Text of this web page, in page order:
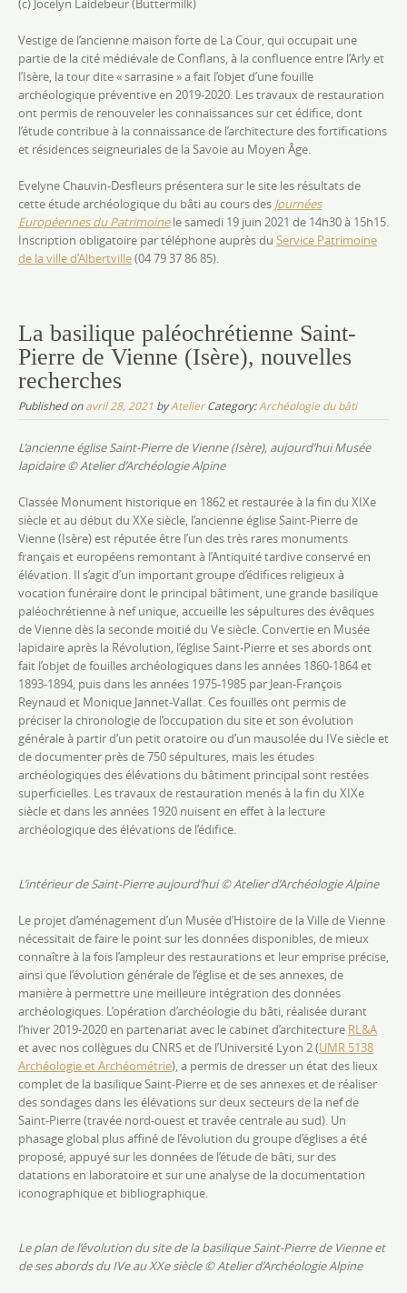
(c) Jocelyn Laidebeur (Buttermilk)
Vestige de l’ancienne maison forte de La Cour, qui occupait une
partie de la cité médiévale de Conflans, à la confluence entre l’Arly et
l’Isère, la tour dite « sarrasine » a fait l’objet d’une fouille
archéologique préventive en 2019-2020. Les travaux de restauration
ont permis de renouveler les connaissances sur cet édifice, dont
l’étude contribue à la connaissance de l’architecture des fortifications
et résidences seigneuriales de la Savoie au Moyen Âge.
Evelyne Chauvin-Desfleurs présentera sur le site les résultats de
cette étude archéologique du bâti au cours des Journées
Européennes du Patrimoinele samedi 19 juin 2021 de 14h30 à 15h15.
Inscription obligatoire par téléphone auprès du Service Patrimoine
de la ville d’Albertville(04 79 37 86 85).
La basilique paléochrétienne Saint-
Pierre de Vienne (Isère), nouvelles
recherches
Published onavril 28, 2021 byAtelierCategory:Archéologie du bâti
L’ancienne église Saint-Pierre de Vienne (Isère), aujourd’hui Musée
lapidaire © Atelier d’Archéologie Alpine
Classée Monument historique en 1862 et restaurée à la fin du XIXe
siècle et au début du XXe siècle, l’ancienne église Saint-Pierre de
Vienne (Isère) est réputée être l’un des très rares monuments
français et européens remontant à l’Antiquité tardive conservé en
élévation. Il s’agit d’un important groupe d’édifices religieux à
vocation funéraire dont le principal bâtiment, une grande basilique
paléochrétienne à nef unique, accueille les sépultures des évêques
de Vienne dès la seconde moitié du Ve siècle. Convertie en Musée
lapidaire après la Révolution, l’église Saint-Pierre et ses abords ont
fait l’objet de fouilles archéologiques dans les années 1860-1864 et
1893-1894, puis dans les années 1975-1985 par Jean-François
Reynaud et Monique Jannet-Vallat. Ces fouilles ont permis de
préciser la chronologie de l’occupation du site et son évolution
générale à partir d’un petit oratoire ou d’un mausolée du IVe siècle et
de documenter près de 750 sépultures, mais les études
archéologiques des élévations du bâtiment principal sont restées
superficielles. Les travaux de restauration menés à la fin du XIXe
siècle et dans les années 1920 nuisent en effet à la lecture
archéologique des élévations de l’édifice.
L’intérieur de Saint-Pierre aujourd’hui © Atelier d’Archéologie Alpine
Le projet d’aménagement d’un Musée d’Histoire de la Ville de Vienne
nécessitait de faire le point sur les données disponibles, de mieux
connaître à la fois l’ampleur des restaurations et leur emprise précise,
ainsi que l’évolution générale de l’église et de ses annexes, de
manière à permettre une meilleure intégration des données
archéologiques. L’opération d’archéologie du bâti, réalisée durant
l’hiver 2019-2020 en partenariat avec le cabinet d’architecture RL&A
et avec nos collègues du CNRS et de l’Université Lyon 2 (UMR 5138
Archéologie et Archéométrie), a permis de dresser un état des lieux
complet de la basilique Saint-Pierre et de ses annexes et de réaliser
des sondages dans les élévations sur deux secteurs de la nef de
Saint-Pierre (travée nord-ouest et travée centrale au sud). Un
phasage global plus affiné de l’évolution du groupe d’églises a été
proposé, appuyé sur les données de l’étude de bâti, sur des
datations en laboratoire etsur une analyse de la documentation
iconographique et bibliographique.
Le plan de l’évolution du site de la basilique Saint-Pierre de Vienne et
de ses abords du IVe au XXe siècle © Atelier d’Archéologie Alpine